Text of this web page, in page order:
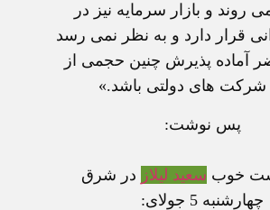
روند و بازار سرمايه نيز در
قرار دارد و به نظر نمی رسد
آماده پذيرش چنين حجمی از
شرکت های دولتی باشد.»
پس نوشت:
خوب سعيد ليلاز در شرق
چهارشنبه 5 جولای: